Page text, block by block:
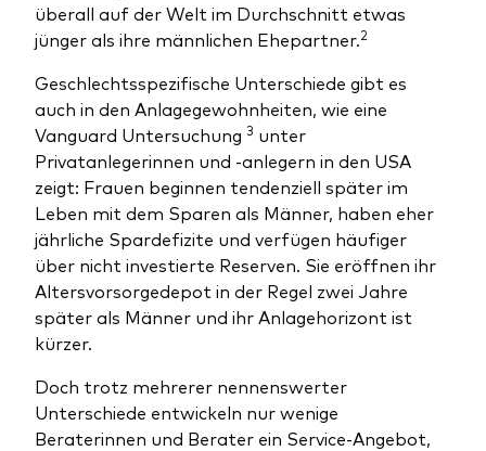
Index-Exposure-Analyse
Dokumente, die Vertrauen schaffen
Betrugsprävention
überall auf der Welt im Durchschnitt etwas
jünger als ihre männlichen Ehepartner.2
Geschlechtsspezifische Unterschiede gibt es
auch in den Anlagegewohnheiten, wie eine
Vanguard Untersuchung 3 unter
Privatanlegerinnen und -anlegern in den USA
zeigt: Frauen beginnen tendenziell später im
Leben mit dem Sparen als Männer, haben eher
jährliche Spardefizite und verfügen häufiger
über nicht investierte Reserven. Sie eröffnen ihr
Altersvorsorgedepot in der Regel zwei Jahre
später als Männer und ihr Anlagehorizont ist
kürzer.
Doch trotz mehrerer nennenswerter
Unterschiede entwickeln nur wenige
Beraterinnen und Berater ein Service-Angebot,